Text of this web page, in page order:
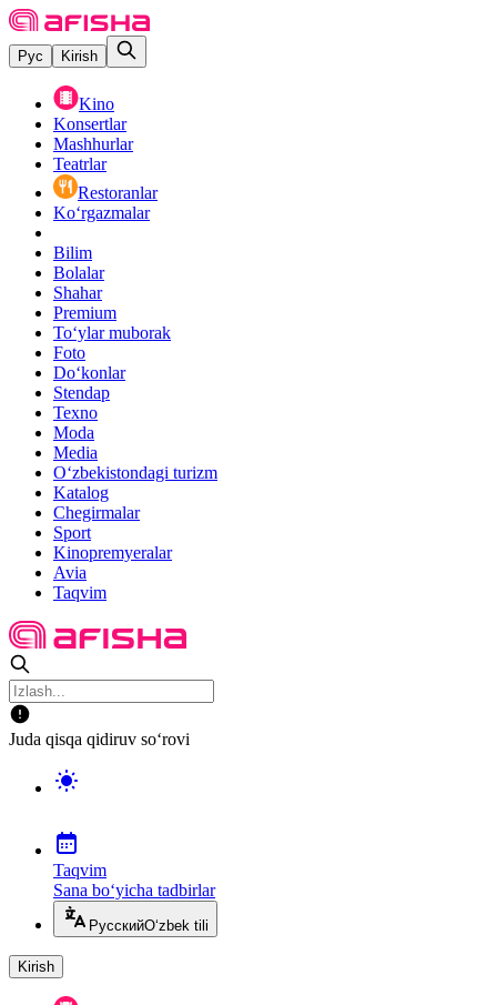
Рус Kirish
Kino
Konsertlar
Mashhurlar
Teatrlar
Restoranlar
Ko‘rgazmalar
Bilim
Bolalar
Shahar
Premium
Toʻylar muborak
Foto
Do‘konlar
Stendap
Texno
Moda
Media
O‘zbekistondagi turizm
Katalog
Chegirmalar
Sport
Kinopremyeralar
Avia
Taqvim
Juda qisqa qidiruv so‘rovi
Taqvim
Sana bo‘yicha tadbirlar
РусскийO‘zbek tili
Kirish